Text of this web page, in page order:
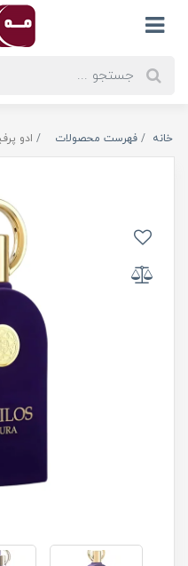
خانه فهرست محصولات ادو